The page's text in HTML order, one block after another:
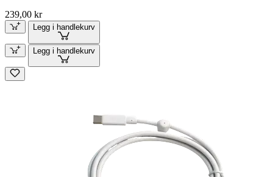
239,00 kr
Legg i handlekurv
Legg i handlekurv